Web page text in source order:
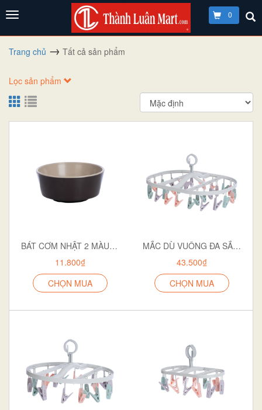
0
Trang chủ Tất cả sản phẩm
Lọc sản phẩm
BÁT CƠM NHẬT 2 MÀU 6864
11.800₫
CHỌN MUA
MẮC DÙ VUÔNG ĐA SẮC 24 KẸP 2799
43.500₫
CHỌN MUA